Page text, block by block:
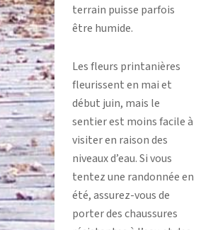
terrain puisse parfois
être humide.
Les fleurs printanières
fleurissent en mai et
début juin, mais le
sentier est moins facile à
visiter en raison des
niveaux d’eau. Si vous
tentez une randonnée en
été, assurez-vous de
porter des chaussures